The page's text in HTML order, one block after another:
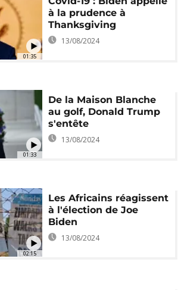
01:35
à la prudence à
Thanksgiving
13/08/2024
01:33
De la Maison Blanche
au golf, Donald Trump
s'entête
13/08/2024
02:15
Les Africains réagissent
à l'élection de Joe
Biden
13/08/2024